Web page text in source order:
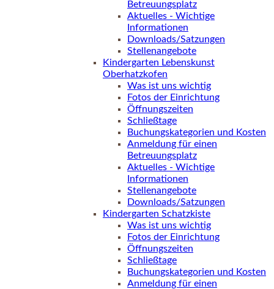
Betreuungsplatz
Aktuelles - Wichtige
Informationen
Downloads/Satzungen
Stellenangebote
Kindergarten Lebenskunst
Oberhatzkofen
Was ist uns wichtig
Fotos der Einrichtung
Öffnungszeiten
Schließtage
Buchungskategorien und Kosten
Anmeldung für einen
Betreuungsplatz
Aktuelles - Wichtige
Informationen
Stellenangebote
Downloads/Satzungen
Kindergarten Schatzkiste
Was ist uns wichtig
Fotos der Einrichtung
Öffnungszeiten
Schließtage
Buchungskategorien und Kosten
Anmeldung für einen